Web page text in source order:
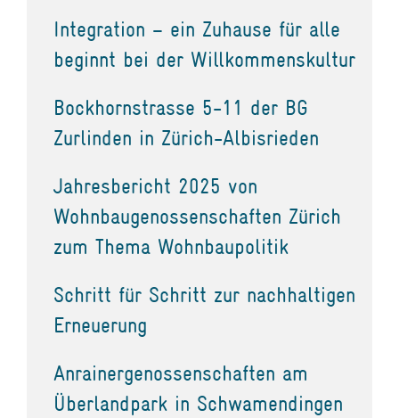
Integration – ein Zuhause für alle
beginnt bei der Willkommenskultur
Bockhornstrasse 5-11 der BG
Zurlinden in Zürich-Albisrieden
Jahresbericht 2025 von
Wohnbaugenossenschaften Zürich
zum Thema Wohnbaupolitik
Schritt für Schritt zur nachhaltigen
Erneuerung
Anrainergenossenschaften am
Überlandpark in Schwamendingen